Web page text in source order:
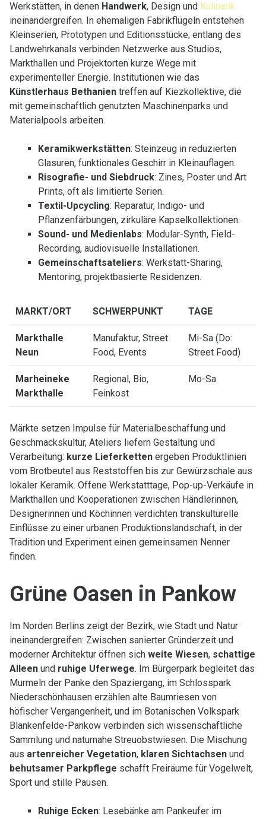
Werkstätten, in denen Handwerk, Design und Kulinarik
ineinandergreifen. In ehemaligen Fabrikflügeln entstehen
Kleinserien, Prototypen und Editionsstücke; entlang des
Landwehrkanals verbinden Netzwerke aus Studios,
Markthallen und Projektorten kurze Wege mit
experimenteller Energie. Institutionen wie das
Künstlerhaus Bethanientreffen auf Kiezkollektive, die
mit gemeinschaftlich genutzten Maschinenparks und
Materialpools arbeiten.
Keramikwerkstätten: Steinzeug in reduzierten
Glasuren, funktionales Geschirr in Kleinauflagen.
Risografie- und Siebdruck: Zines, Poster und Art
Prints, oft als limitierte Serien.
Textil-Upcycling: Reparatur, Indigo- und
Pflanzenfärbungen, zirkuläre Kapselkollektionen.
Sound- und Medienlabs: Modular-Synth, Field-
Recording, audiovisuelle Installationen.
Gemeinschaftsateliers: Werkstatt-Sharing,
Mentoring, projektbasierte Residenzen.
MARKT/ORT SCHWERPUNKT TAGE
Markthalle
Neun
Manufaktur, Street
Food, Events
Mi-Sa (Do:
Street Food)
Marheineke
Markthalle
Regional, Bio,
Feinkost
Mo-Sa
Märkte setzen Impulse für Materialbeschaffung und
Geschmackskultur, Ateliers liefern Gestaltung und
Verarbeitung: kurze Lieferkettenergeben Produktlinien
vom Brotbeutel aus Reststoffen bis zur Gewürzschale aus
lokaler Keramik. Offene Werkstatttage, Pop-up-Verkäufe in
Markthallen und Kooperationen zwischen Händlerinnen,
Designerinnen und Köchinnen verdichten transkulturelle
Einflüsse zu einer urbanen Produktionslandschaft, in der
Tradition und Experiment einen gemeinsamen Nenner
finden.
Grüne Oasen in Pankow
Im Norden Berlins zeigt der Bezirk, wie Stadt und Natur
ineinandergreifen: Zwischen sanierter Gründerzeit und
moderner Architektur öffnen sich weite Wiesen, schattige
Alleenund ruhige Uferwege. Im Bürgerpark begleitet das
Murmeln der Panke den Spaziergang, im Schlosspark
Niederschönhausen erzählen alte Baumriesen von
höfischer Vergangenheit, und im Botanischen Volkspark
Blankenfelde-Pankow verbinden sich wissenschaftliche
Sammlung und naturnahe Streuobstwiesen. Die Mischung
aus artenreicher Vegetation, klaren Sichtachsenund
behutsamer Parkpflege schafft Freiräume für Vogelwelt,
Sport und stille Pausen.
Ruhige Ecken: Lesebänke am Pankeufer im